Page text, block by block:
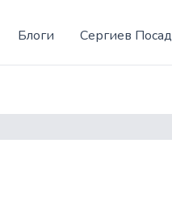
Блоги Сергиев Посад